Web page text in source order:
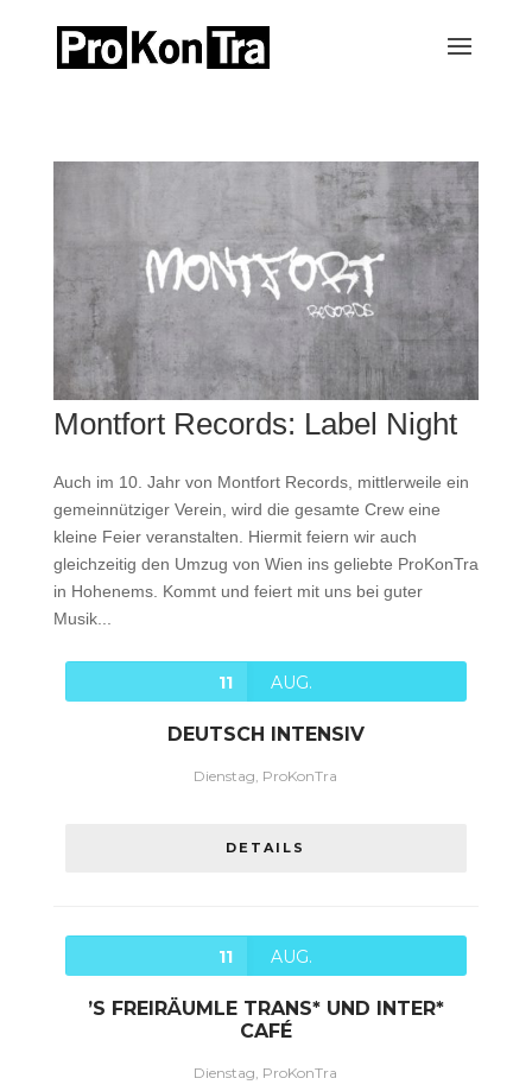
Montfort Records: Label Night
Auch im 10. Jahr von Montfort Records, mittlerweile ein
gemeinnütziger Verein, wird die gesamte Crew eine
kleine Feier veranstalten. Hiermit feiern wir auch
gleichzeitig den Umzug von Wien ins geliebte ProKonTra
in Hohenems. Kommt und feiert mit uns bei guter
Musik...
11 AUG.
DEUTSCH INTENSIV
Dienstag, ProKonTra
DETAILS
11 AUG.
’S FREIRÄUMLE TRANS* UND INTER*
CAFÉ
Dienstag, ProKonTra